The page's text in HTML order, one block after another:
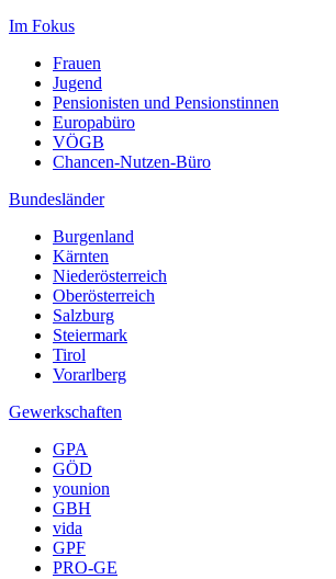
Im Fokus
Frauen
Jugend
Pensionisten und Pensionstinnen
Europabüro
VÖGB
Chancen-Nutzen-Büro
Bundesländer
Burgenland
Kärnten
Niederösterreich
Oberösterreich
Salzburg
Steiermark
Tirol
Vorarlberg
Gewerkschaften
GPA
GÖD
younion
GBH
vida
GPF
PRO-GE